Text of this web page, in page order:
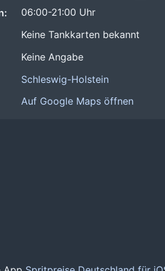
06:00-21:00 Uhr
Keine Tankkarten bekannt
Keine Angabe
Schleswig-Holstein
Auf Google Maps öffnen